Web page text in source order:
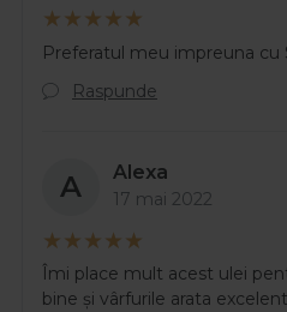
Preferatul meu impreuna cu
Raspunde
A Alexa
17 mai 2022
Îmi place mult acest ulei
bine și vârfurile arata